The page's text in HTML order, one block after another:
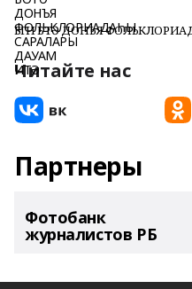
БӨГӨН БӨТӘ ДОНЪЯ
Читайте нас
Партнеры
Фотобанк
журналистов РБ